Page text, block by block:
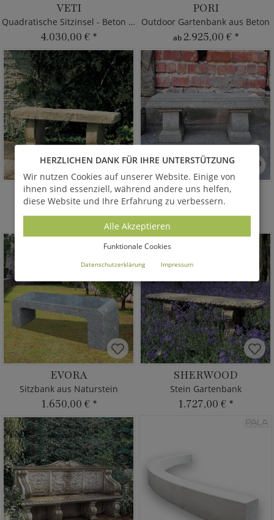
VETI
Quadratische Sitzinsel - Beton & Holz
4.030,00 € *
PORI
Outdoor Gartenbank aus Beton
ab2.925,00 € *
GENUA
Garten Steinbank
1.223,00 €*
DARGYE
Bank aus Stein
1.135,00 €*
EVORA
Sitzbank aus Naturstein
1.650,00 € *
SHERWOOD
Stein Gartenbank
1.727,00 € *
HERZLICHEN DANK FÜR IHRE UNTERSTÜTZUNG
Wir nutzen Cookies auf unserer Website. Einige von
ihnen sind essenziell, während andere uns helfen,
diese Website und Ihre Erfahrung zu verbessern.
Alle Akzeptieren
Funktionale Cookies
Datenschutzerklärung Impressum